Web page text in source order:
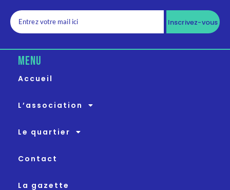
Inscrivez-vous
MENU
Accueil
L’association
Le quartier
Contact
La gazette